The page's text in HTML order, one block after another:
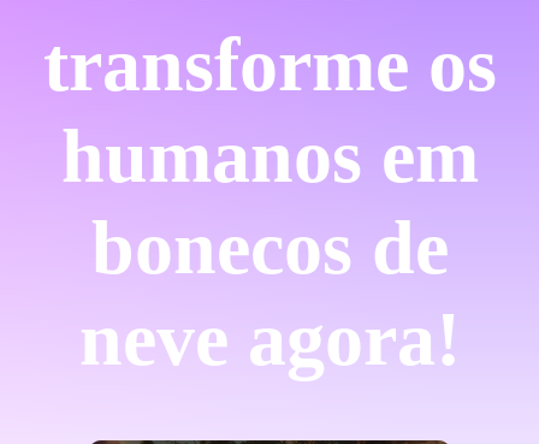
transforme os
humanos em
bonecos de
neve agora!